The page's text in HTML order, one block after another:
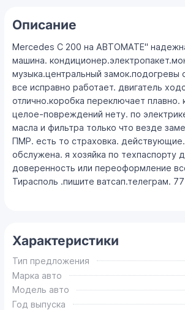
Описание
Mercedes C 200 на АВТОМАТЕ"
машина.
музыка.центральный замок.подогревы
все исправно работает. двигатель
отлично.коробка переключает плавно.
целое-повреждений нету. по
масла и фильтра только что везде
ПМР. есть то страховка.
обслужена. я хозяйка по техпаспорту
доверенность или переоформление
Тирасполь .пишите ватсап.телеграм.
Характеристики
Тип предложения
Марка авто
Модель авто
Год выпуска